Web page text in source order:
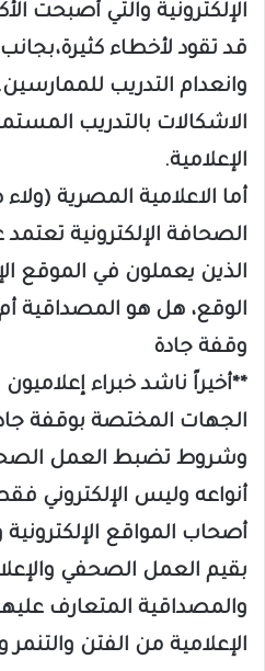
الإلكترونية والتي أصبحت
قد تقود لأخطاء
وانعدام التدريب
الاشكالات بالتدريب
الإعلامية.
أما الاعلامية المصرية
الصحافة الإلكترونية
الذين يعملون في الموقع
الوقع، هل هو المصداقية أم
وقفة جادة
**أخيراً ناشد خبراء
الجهات المختصة بوقفة
وشروط تضبط العمل
أنواعه وليس الإلكتروني
أصحاب المواقع الإلكترونية
بقيم العمل الصحفي
والمصداقية المتعارف
الإعلامية من الفتن والتنمر